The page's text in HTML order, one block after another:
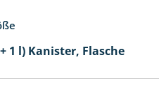
1 l) Kanister, Flasche